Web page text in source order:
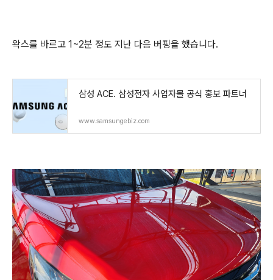
왁스를 바르고 1~2분 정도 지난 다음 버핑을 했습니다.
삼성 ACE. 삼성전자 사업자몰 공식 홍보 파트너
www.samsungebiz.com